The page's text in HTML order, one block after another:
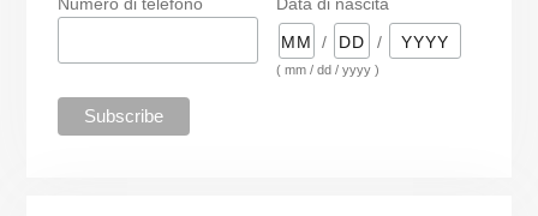
Numero di telefono
Data di nascita
/
/
( mm / dd / yyyy )